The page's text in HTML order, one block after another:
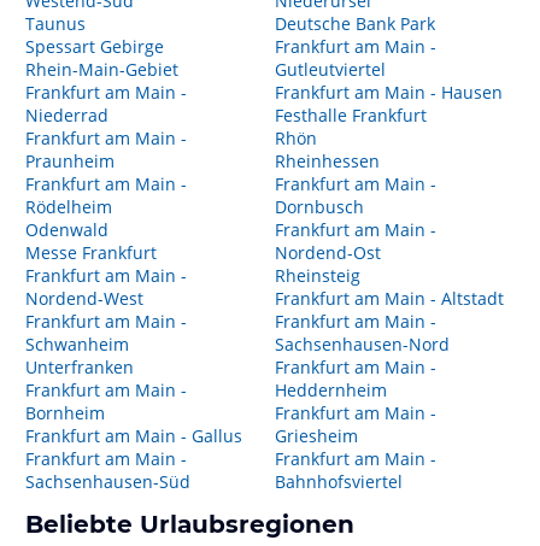
Taunus
Spessart Gebirge
Rhein-Main-Gebiet
Frankfurt am Main -
Niederrad
Frankfurt am Main -
Praunheim
Frankfurt am Main -
Rödelheim
Odenwald
Messe Frankfurt
Frankfurt am Main -
Nordend-West
Frankfurt am Main -
Schwanheim
Unterfranken
Frankfurt am Main -
Bornheim
Frankfurt am Main - Gallus
Frankfurt am Main -
Sachsenhausen-Süd
Deutsche Bank Park
Frankfurt am Main -
Gutleutviertel
Frankfurt am Main - Hausen
Festhalle Frankfurt
Rhön
Rheinhessen
Frankfurt am Main -
Dornbusch
Frankfurt am Main -
Nordend-Ost
Rheinsteig
Frankfurt am Main - Altstadt
Frankfurt am Main -
Sachsenhausen-Nord
Frankfurt am Main -
Heddernheim
Frankfurt am Main -
Griesheim
Frankfurt am Main -
Bahnhofsviertel
Beliebte Urlaubsregionen